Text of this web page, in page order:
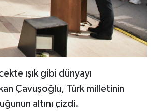
ışık gibi dünyayı
Çavuşoğlu, Türk milletinin
altını çizdi.